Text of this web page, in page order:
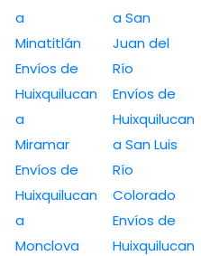
a
Minatitlán
Envíos de
Huixquilucan
a
Miramar
Envíos de
Huixquilucan
a
Monclova
a San
Juan del
Río
Envíos de
Huixquilucan
a San Luis
Río
Colorado
Envíos de
Huixquilucan